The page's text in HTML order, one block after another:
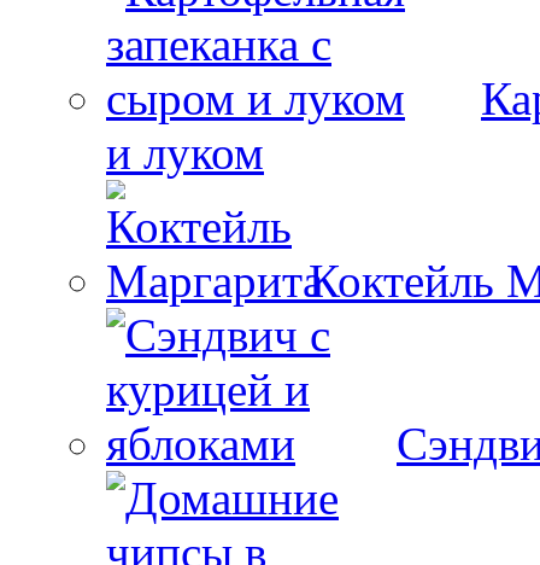
и луком
Коктейль